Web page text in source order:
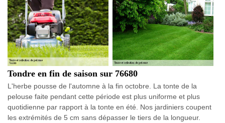
Tondre en fin de saison sur 76680
L'herbe pousse de l'automne à la fin octobre. La tonte de la
pelouse faite pendant cette période est plus uniforme et plus
quotidienne par rapport à la tonte en été. Nos jardiniers coupent
les extrémités de 5 cm sans dépasser le tiers de la longueur.